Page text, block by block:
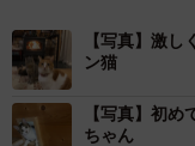
【写真】激
ン猫
【写真】初
ちゃん